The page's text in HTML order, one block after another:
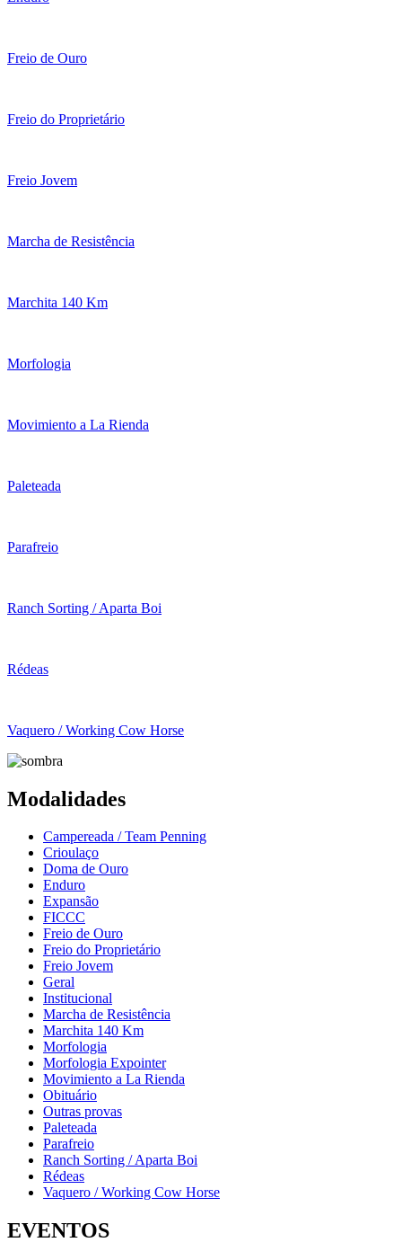
Freio de Ouro
Freio do Proprietário
Freio Jovem
Marcha de Resistência
Marchita 140 Km
Morfologia
Movimiento a La Rienda
Paleteada
Parafreio
Ranch Sorting / Aparta Boi
Rédeas
Vaquero / Working Cow Horse
Modalidades
Campereada / Team Penning
Crioulaço
Doma de Ouro
Enduro
Expansão
FICCC
Freio de Ouro
Freio do Proprietário
Freio Jovem
Geral
Institucional
Marcha de Resistência
Marchita 140 Km
Morfologia
Morfologia Expointer
Movimiento a La Rienda
Obituário
Outras provas
Paleteada
Parafreio
Ranch Sorting / Aparta Boi
Rédeas
Vaquero / Working Cow Horse
EVENTOS